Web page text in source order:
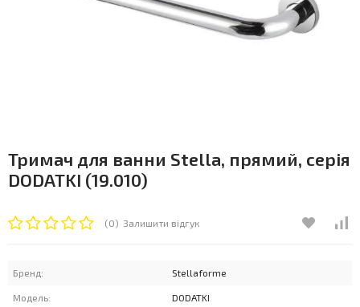
Тримач для ванни Stella, прямий, серія
DODATKI (19.010)
(0) Залишити відгук
Бренд: Stellaforme
Модель: DODATKI